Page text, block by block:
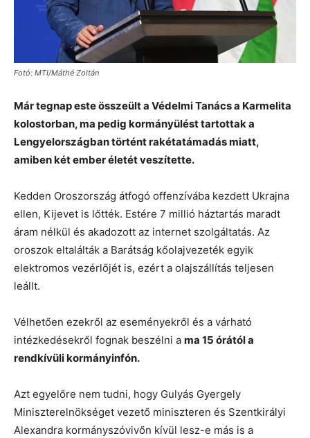
Fotó: MTI/Máthé Zoltán
Már tegnap este összeült a Védelmi Tanács a Karmelita
kolostorban, ma pedig kormányülést tartottak a
Lengyelországban történt rakétatámadás miatt,
amiben két ember életét veszítette.
Kedden Oroszország átfogó offenzívába kezdett Ukrajna
ellen, Kijevet is lőtték. Estére 7 millió háztartás maradt
áram nélkül és akadozott az internet szolgáltatás. Az
oroszok eltalálták a Barátság kőolajvezeték egyik
elektromos vezérlőjét is, ezért a olajszállítás teljesen
leállt.
Vélhetően ezekről az eseményekről és a várható
intézkedésekről fognak beszélni a ma 15 órától a
rendkívüli kormányinfón.
Azt egyelőre nem tudni, hogy Gulyás Gyergely
Miniszterelnökséget vezető miniszteren és Szentkirályi
Alexandra kormányszóvivőn kívül lesz-e más is a